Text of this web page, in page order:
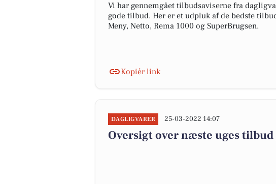
Vi har gennemgået tilbudsaviserne fra
gode tilbud. Her er et udpluk af de bedste
Meny, Netto, Rema 1000 og SuperBrugsen.
Kopiér link
DAGLIGVARER 25-03-2022 14:07
Oversigt over næste uges